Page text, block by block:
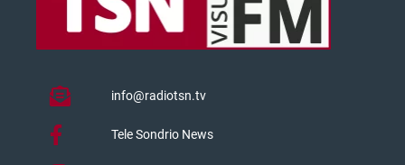
info@radiotsn.tv
Tele Sondrio News